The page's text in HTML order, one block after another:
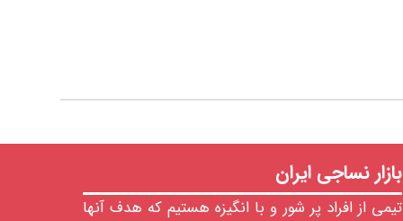
بازار نساجی ایران
تیمی از افراد پر شور و با انگیزه هستیم که هدف آنها